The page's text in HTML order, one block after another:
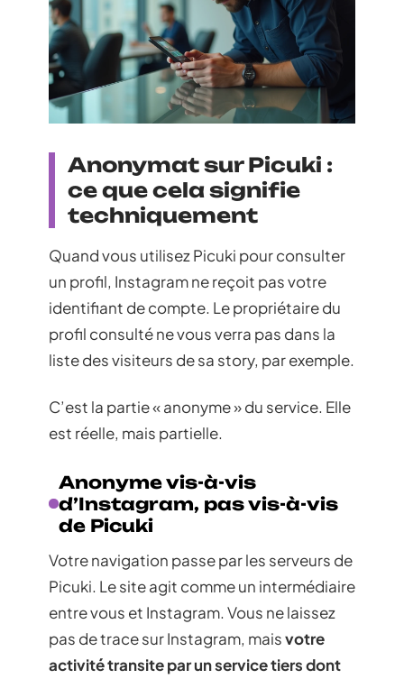
Anonymat sur Picuki :
ce que cela signifie
techniquement
Quand vous utilisez Picuki pour consulter
un profil, Instagram ne reçoit pas votre
identifiant de compte. Le propriétaire du
profil consulté ne vous verra pas dans la
liste des visiteurs de sa story, par exemple.
C’est la partie « anonyme » du service. Elle
est réelle, mais partielle.
Anonyme vis-à-vis
d’Instagram, pas vis-à-vis
de Picuki
Votre navigation passe par les serveurs de
Picuki. Le site agit comme un intermédiaire
entre vous et Instagram. Vous ne laissez
pas de trace sur Instagram, maisvotre
activité transite par un service tiers dont